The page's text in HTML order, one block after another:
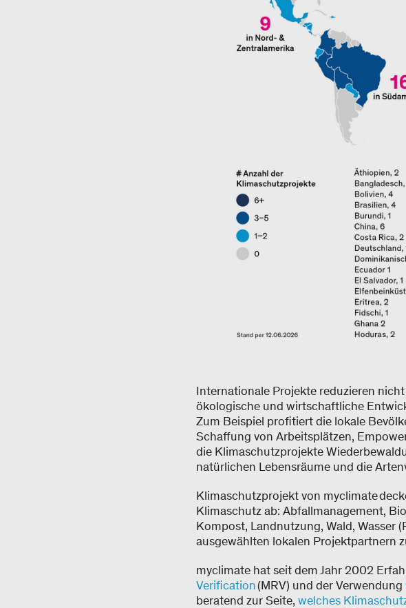
Internationale Projekte reduzieren
ökologische und wirtschaftliche
Zum Beispiel profitiert die lokale
Schaffung von Arbeitsplätzen,
die Klimaschutzprojekte
natürlichen Lebensräume und die
Klimaschutzprojekt von myclimate
Klimaschutz ab: Abfallmanagement,
Kompost, Landnutzung, Wald, Wasser
ausgewählten lokalen Projektpartnern
myclimate hat seit dem Jahr 2002
Verification(MRV) und der Verwendung
beratend zur Seite, welches